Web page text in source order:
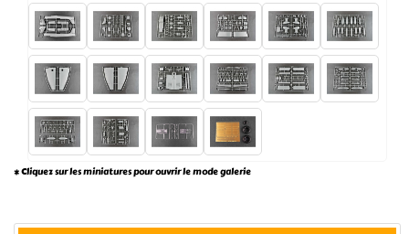
* Cliquez sur les miniatures pour ouvrir le mode galerie